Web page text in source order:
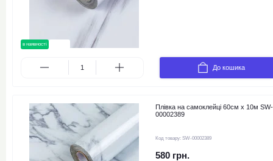
в наявності
До кошика
Плівка на самоклейці 60см х 10м SW-
00002389
Код товару: SW-00002389
580 грн.